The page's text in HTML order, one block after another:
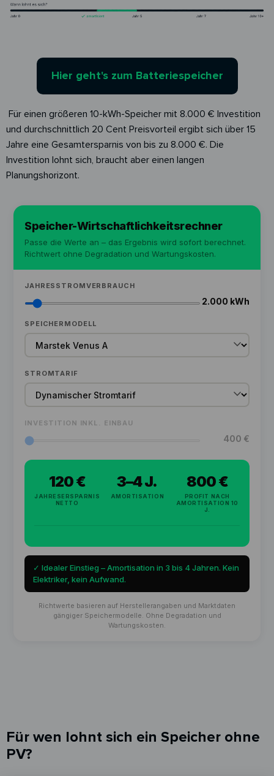
Hier geht's zum Batteriespeicher
Für einen größeren 10-kWh-Speicher mit 8.000 € Investition
und durchschnittlich 20 Cent Preisvorteil ergibt sich über 15
Jahre eine Gesamtersparnis von bis zu 8.000 €. Die
Investition lohnt sich, braucht aber einen langen
Planungshorizont.
Für wen lohnt sich ein Speicher ohne
PV?